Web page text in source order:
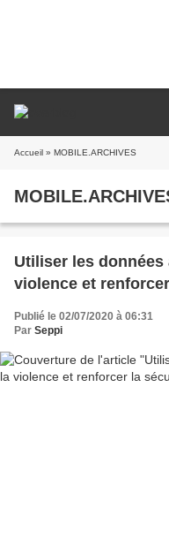
Accueil » MOBILE.ARCHIVES
Utiliser les
violence et
Publié le 02/07/2020 à 06:31
Par Seppi